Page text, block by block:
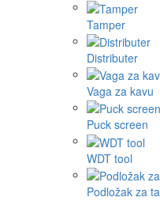
Tamper
Distributer
Vaga za kavu
Puck screen
WDT tool
Podložak za